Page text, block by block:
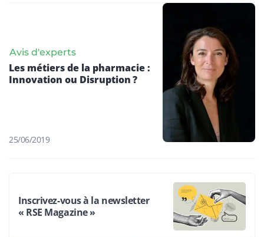
Avis d'experts
Les métiers de la pharmacie :
Innovation ou Disruption ?
25/06/2019
Inscrivez-vous à la newsletter
« RSE Magazine »